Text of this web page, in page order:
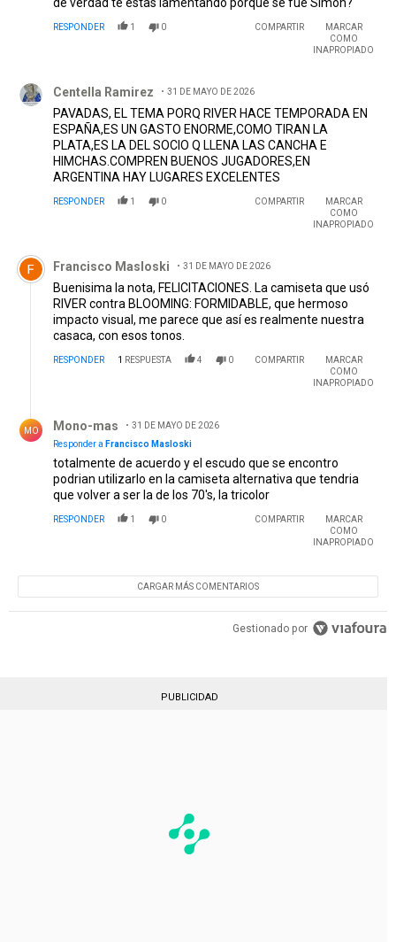
RESPONDER 1 0 COMPARTIR
MARCAR
COMO
INAPROPIADO
Centella Ramirez 31 DE MAYO DE 2026
PAVADAS, EL TEMA PORQ RIVER HACE TEMPORADA EN
ESPAÑA,ES UN GASTO ENORME,COMO TIRAN LA
PLATA,ES LA DEL SOCIO Q LLENA LAS CANCHA E
HIMCHAS.COMPREN BUENOS JUGADORES,EN
ARGENTINA HAY LUGARES EXCELENTES
RESPONDER 1 0 COMPARTIR
MARCAR
COMO
INAPROPIADO
Comentario de Francisco Masloski.
Francisco Masloski 31 DE MAYO DE 2026
Buenisima la nota, FELICITACIONES. La camiseta que usó
RIVER contra BLOOMING: FORMIDABLE, que hermoso
impacto visual, me parece que así es realmente nuestra
casaca, con esos tonos.
RESPONDER 1 RESPUESTA 4 0 COMPARTIR
MARCAR
COMO
INAPROPIADO
MO Mono-mas
31 DE MAYO DE 2026
Responder a Francisco Masloski
totalmente de acuerdo y el escudo que se encontro
podrian utilizarlo en la camiseta alternativa que tendria
que volver a ser la de los 70's, la tricolor
RESPONDER 1 0 COMPARTIR
MARCAR
COMO
INAPROPIADO
CARGAR MÁS COMENTARIOS
Gestionado por
PUBLICIDAD